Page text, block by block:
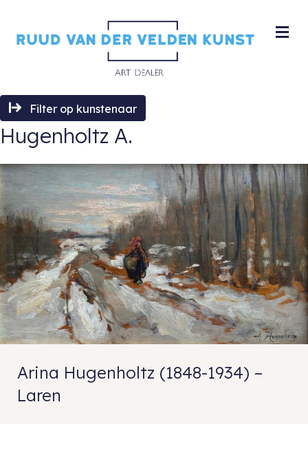
Filter op kunstenaar
Hugenholtz A.
Arina Hugenholtz (1848-1934) –
Laren